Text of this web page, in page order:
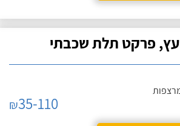
פרקט תלת שכבתי
₪35-110